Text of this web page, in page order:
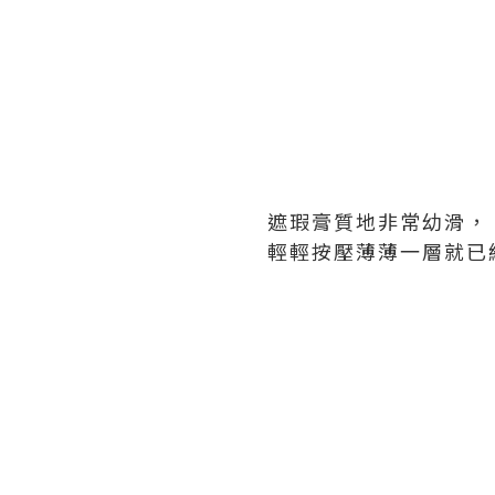
遮瑕膏質地非常幼滑，
輕輕按壓薄薄一層就